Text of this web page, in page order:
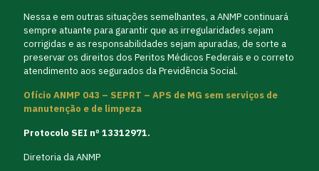
Nessa e em outras situações semelhantes, a ANMP continuará
sempre atuante para garantir que as irregularidades sejam
corrigidas e as responsabilidades sejam apuradas, de sorte a
preservar os direitos dos Peritos Médicos Federais e o correto
atendimento aos segurados da Previdência Social.
Ofício ANMP 043 – SEPRT – APS de MG sem serviços de
manutenção e de limpeza
Protocolo SEI nº 13312971.
Diretoria da ANMP